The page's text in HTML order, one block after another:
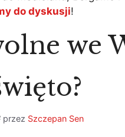
do dyskusji!
we
przez Szczepan Sen